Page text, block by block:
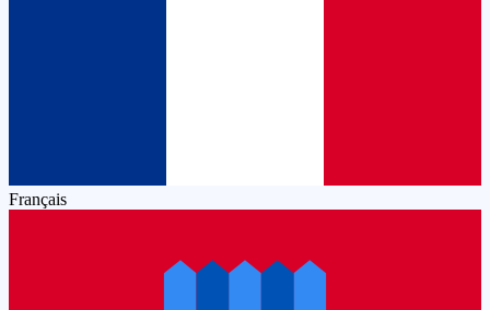
Français